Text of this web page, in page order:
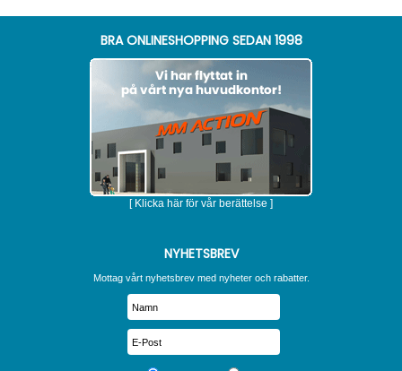
BRA ONLINESHOPPING SEDAN 1998
[ Klicka här för vår berättelse ]
NYHETSBREV
Mottag vårt nyhetsbrev med nyheter och rabatter.